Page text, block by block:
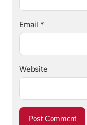
Email *
Website